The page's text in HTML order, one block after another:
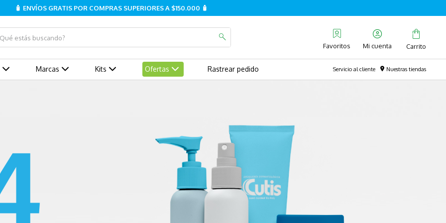
🧴 ENVÍOS GRATIS POR COMPRAS SUPERIORES A $150.000 🧴
estás buscando?
Favoritos
Marcas Kits Ofertas Rastrear pedido Servicio al cliente Nuestras tiendas